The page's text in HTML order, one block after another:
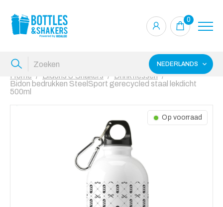
0
NEDERLANDS
Home Bidons & Shakers
Drinkflessen
Bidon bedrukken SteelSport gerecycled staal lekdicht
500ml
Op voorraad